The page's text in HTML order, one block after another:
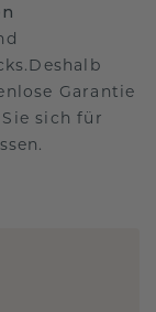
Garantie
sich für